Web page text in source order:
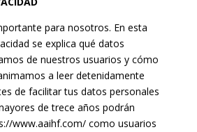
para nosotros. En esta
se explica qué datos
de nuestros usuarios y cómo
a leer detenidamente
de facilitar tus datos personales
de trece años podrán
www.aaihf.com/ como usuarios